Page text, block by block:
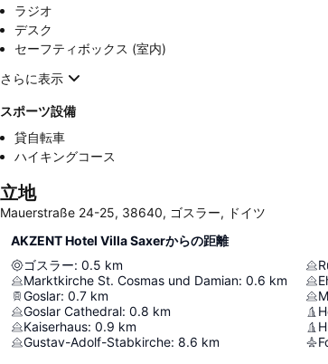
ラジオ
デスク
セーフティボックス (室内)
さらに表示
スポーツ設備
貸自転車
ハイキングコース
立地
Mauerstraße 24-25, 38640, ゴスラー, ドイツ
AKZENT Hotel Villa Saxerからの距離
ゴスラー: 0.5 km
Marktkirche St. Cosmas und Damian: 0.6 km
Goslar: 0.7 km
Goslar Cathedral: 0.8 km
Kaiserhaus: 0.9 km
Gustav-Adolf-Stabkirche: 8.6 km